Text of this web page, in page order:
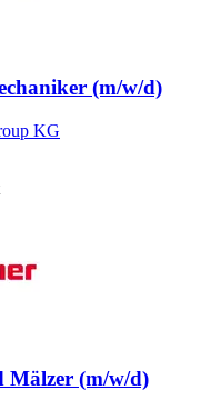
(m/w/d)
KG
Mälzer (m/w/d)